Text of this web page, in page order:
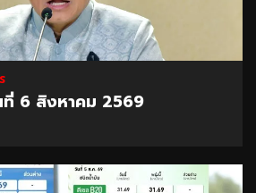
ที่ 6 สิงหาคม 2569